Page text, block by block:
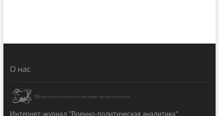
О нас
Интернет-журнал "Военно-политическая аналитика"